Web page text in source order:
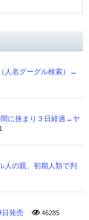
人名グーグル検索）→
に挟まり３日経過→ヤ
人の親、初期人類で判
日発売 46285